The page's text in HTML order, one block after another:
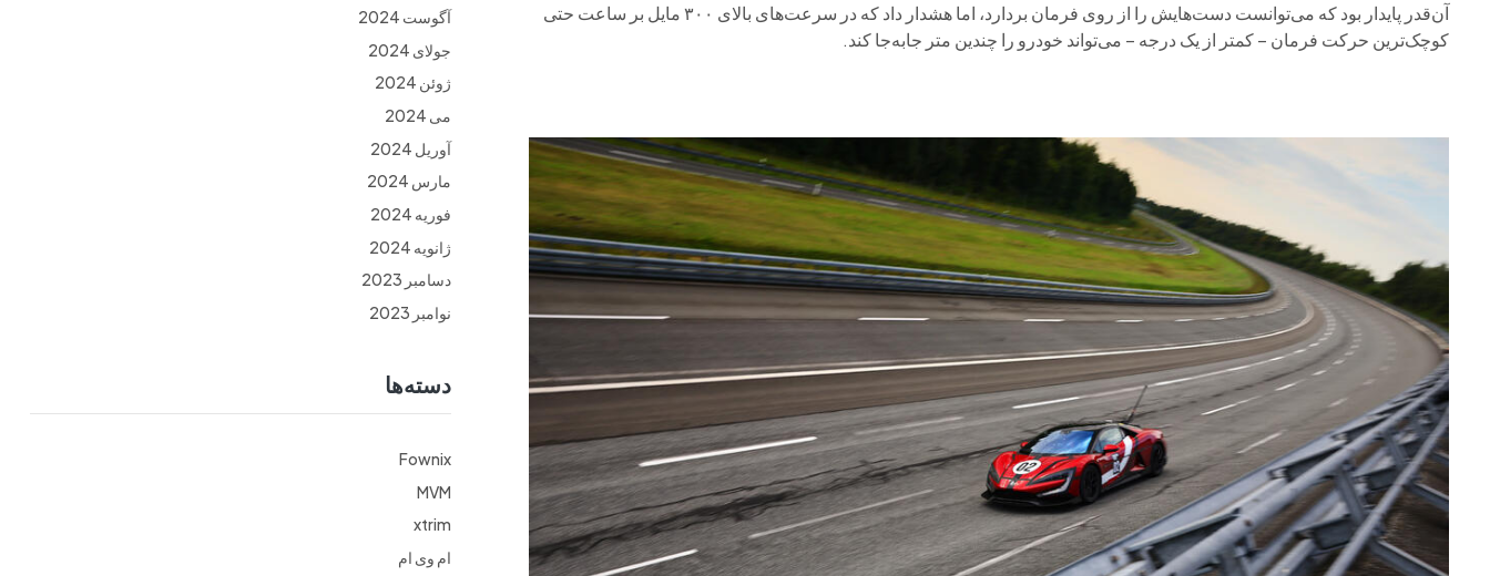
آن‌قدر پایدار بود که می‌توانست دست‌هایش را از روی فرمان بردارد، اما هشدار داد که در سرعت‌های بالای ۳۰۰ مایل بر ساعت حتی
کوچک‌ترین حرکت فرمان – کمتر از یک درجه – می‌تواند خودرو را چندین متر جابه‌جا کند.
آگوست 2024
جولای 2024
ژوئن 2024
می 2024
آوریل 2024
مارس 2024
فوریه 2024
ژانویه 2024
دسامبر 2023
نوامبر 2023
دسته‌ها
Fownix
MVM
xtrim
ام وی ام